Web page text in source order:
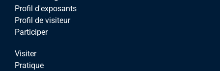
Profil d'exposants
Profil de visiteur
Participer
Visiter
Pratique